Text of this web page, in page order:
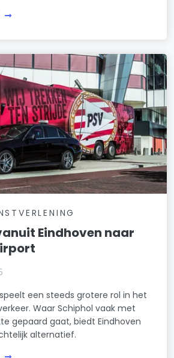
Eindhoven naar
een steeds grotere rol in het
Waar Schiphol vaak met
gepaard gaat, biedt Eindhoven
alternatief.